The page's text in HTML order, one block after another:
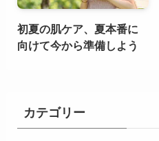
初夏の肌ケア、夏本番に
向けて今から準備しよう
カテゴリー